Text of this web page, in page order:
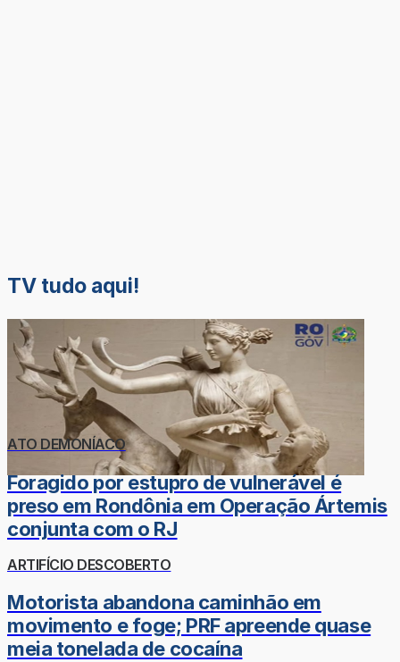
TV tudo aqui!
ATO DEMONÍACO
Foragido por estupro de vulnerável é
preso em Rondônia em Operação Ártemis
conjunta com o RJ
ARTIFÍCIO DESCOBERTO
Motorista abandona caminhão em
movimento e foge; PRF apreende quase
meia tonelada de cocaína